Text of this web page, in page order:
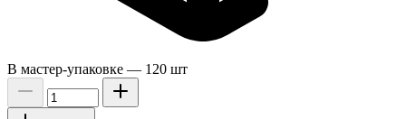
В мастер-упаковке — 120 шт